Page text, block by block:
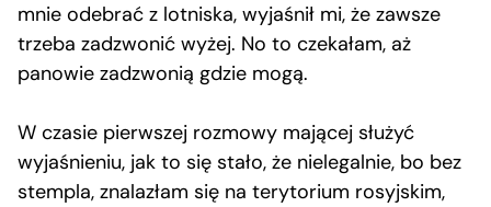
mnie odebrać z lotniska, wyjaśnił mi, że zawsze
trzeba zadzwonić wyżej. No to czekałam, aż
panowie zadzwonią gdzie mogą.
W czasie pierwszej rozmowy mającej służyć
wyjaśnieniu, jak to się stało, że nielegalnie, bo bez
stempla, znalazłam się na terytorium rosyjskim,